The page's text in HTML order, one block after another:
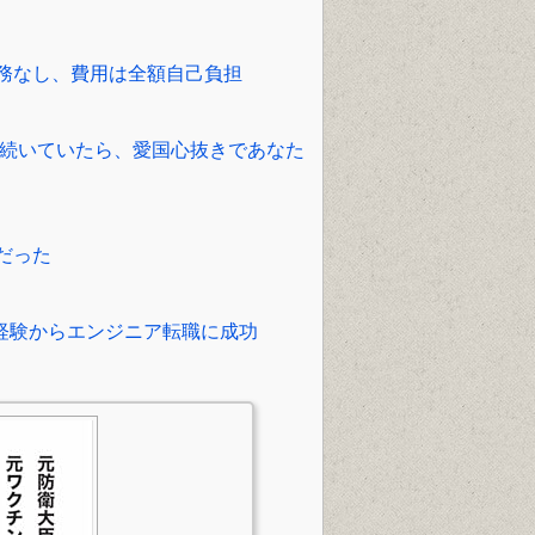
なし、費用は全額自己負担
いていたら、愛国心抜きであなた
った
からエンジニア転職に成功